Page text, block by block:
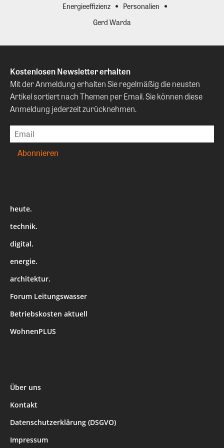
Energieeffizienz
Personalien
Gerd Warda
Kostenlosen Newsletter erhalten
Mit der Anmeldung erhalten Sie regelmäßig die neusten
Artikel sortiert nach Themen per Email. Sie können diese
Anmeldung jederzeit zurücknehmen.
heute.
technik.
digital.
energie.
architektur.
Forum Leitungswasser
Betriebskosten aktuell
WohnenPLUS
Über uns
Kontakt
Datenschutzerklärung (DSGVO)
Impressum